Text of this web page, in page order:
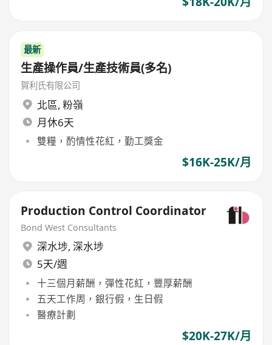
最新
生產操作員/生產技術員(多名)
賀利氏有限公司
北區, 粉嶺
月休6天
雙糧，酌情性花紅，勤工獎金
$16K-25K/月
Production Control Coordinator
Bond West Consultants
深水埗, 深水埗
5天/週
十三個月薪酬，彈性花紅，豐厚薪酬
五天工作周，銀行假，生日假
醫療計劃
$20K-27K/月